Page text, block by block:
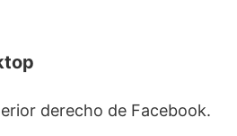
derecho de Facebook.